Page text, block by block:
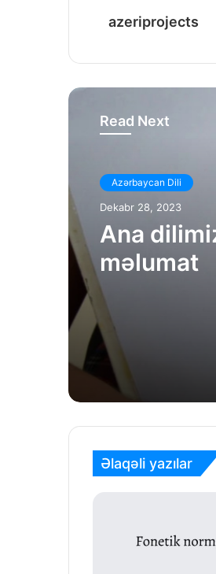
azeriprojects
Read Next
Azərbaycan Dili
Dekabr 28, 2023
Ana
məlumat
Əlaqəli yazılar